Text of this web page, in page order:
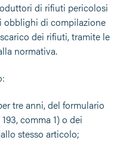
di rifiuti pericolosi
obblighi di compilazione
dei rifiuti, tramite le
normativa.
tre anni, del formulario
comma 1) o dei
stesso articolo;